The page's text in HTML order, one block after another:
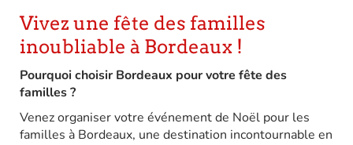
Vivez une fête des familles
inoubliable à Bordeaux !
Pourquoi choisir Bordeaux pour votre fête des
familles ?
Venez organiser votre événement de Noël pour les
familles à Bordeaux, une destination incontournable en